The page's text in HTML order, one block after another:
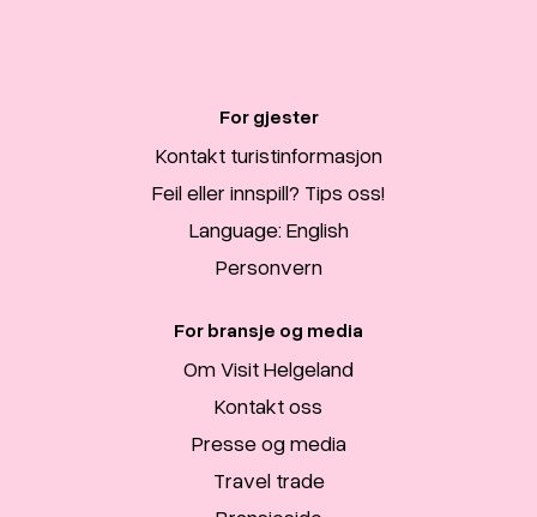
For gjester
Kontakt turistinformasjon
Feil eller innspill? Tips oss!
Language: English
Personvern
For bransje og media
Om Visit Helgeland
Kontakt oss
Presse og media
Travel trade